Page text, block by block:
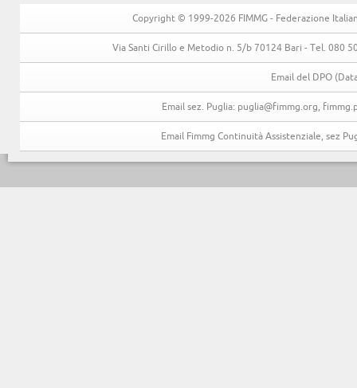
Copyright © 1999-2026 FIMMG - Federazione
Via Santi Cirillo e Metodio n. 5/b 70124 Bari - Tel. 080
Email del DPO
Email sez. Puglia: puglia@fimmg.org,
Email Fimmg Continuità Assistenziale, sez